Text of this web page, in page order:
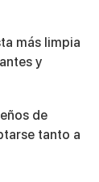
más limpia
y
de
tanto a